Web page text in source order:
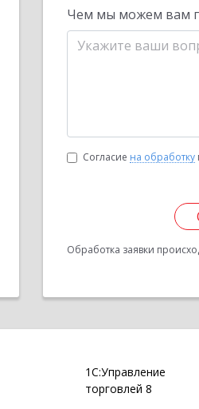
Чем мы можем вам
Согласие на обработку
Обработка заявки
1С:Управление
торговлей 8